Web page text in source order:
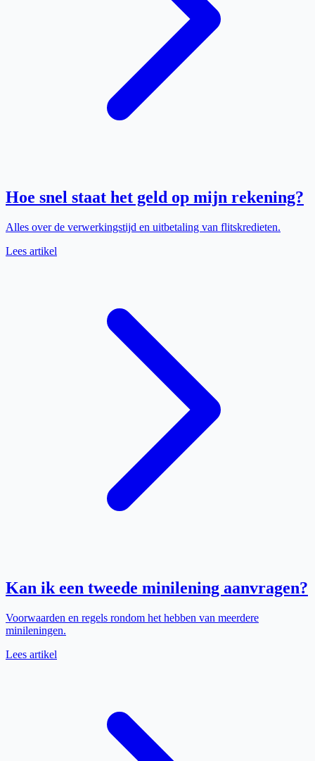
Hoe snel staat het geld op mijn rekening?
Alles over de verwerkingstijd en uitbetaling van flitskredieten.
Lees artikel
Kan ik een tweede minilening aanvragen?
Voorwaarden en regels rondom het hebben van meerdere
minileningen.
Lees artikel